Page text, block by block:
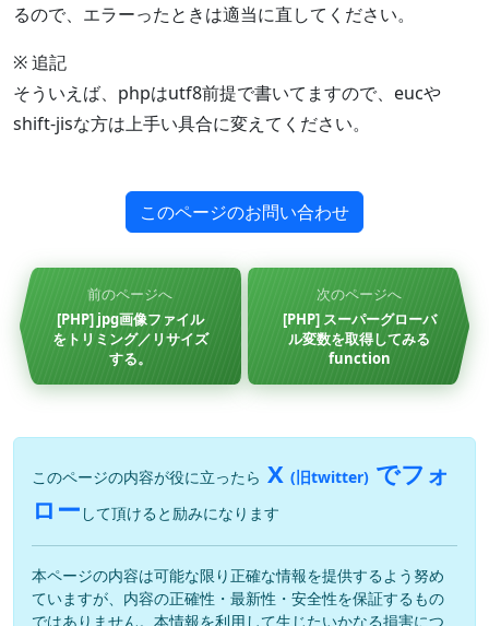
るので、エラーったときは適当に直してください。
※ 追記
そういえば、phpはutf8前提で書いてますので、eucや
shift-jisな方は上手い具合に変えてください。
このページのお問い合わせ
前のページへ
[PHP] jpg画像ファイル
をトリミング／リサイズ
する。
次のページへ
[PHP] スーパーグローバ
ル変数を取得してみる
function
このページの内容が役に立ったら X (旧twitter) でフォ
ロー して頂けると励みになります
本ページの内容は可能な限り正確な情報を提供するよう努め
ていますが、内容の正確性・最新性・安全性を保証するもの
ではありません。本情報を利用して生じたいかなる損害につ